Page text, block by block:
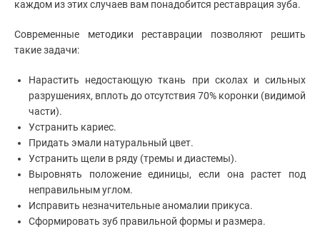
каждом из этих случаев вам понадобится реставрация зуба.
Современные методики реставрации позволяют решить
такие задачи:
Нарастить недостающую ткань при сколах и сильных
разрушениях, вплоть до отсутствия 70% коронки (видимой
части).
Устранить кариес.
Придать эмали натуральный цвет.
Устранить щели в ряду (тремы и диастемы).
Выровнять положение единицы, если она растет под
неправильным углом.
Исправить незначительные аномалии прикуса.
Сформировать зуб правильной формы и размера.